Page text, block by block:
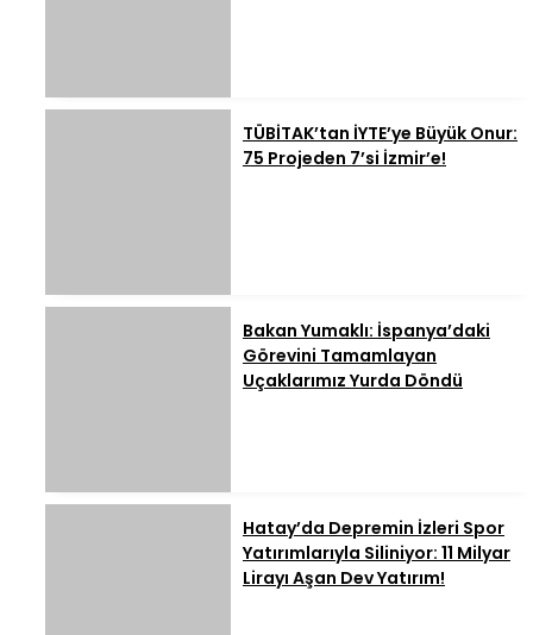
TÜBİTAK’tan İYTE’ye Büyük Onur:
75 Projeden 7’si İzmir’e!
Bakan Yumaklı: İspanya’daki
Görevini Tamamlayan
Uçaklarımız Yurda Döndü
Hatay’da Depremin İzleri Spor
Yatırımlarıyla Siliniyor: 11 Milyar
Lirayı Aşan Dev Yatırım!